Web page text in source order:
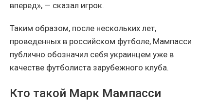
вперед», — сказал игрок.
Таким образом, после нескольких лет,
проведенных в российском футболе, Мампасси
публично обозначил себя украинцем уже в
качестве футболиста зарубежного клуба.
Кто такой Марк Мампасси